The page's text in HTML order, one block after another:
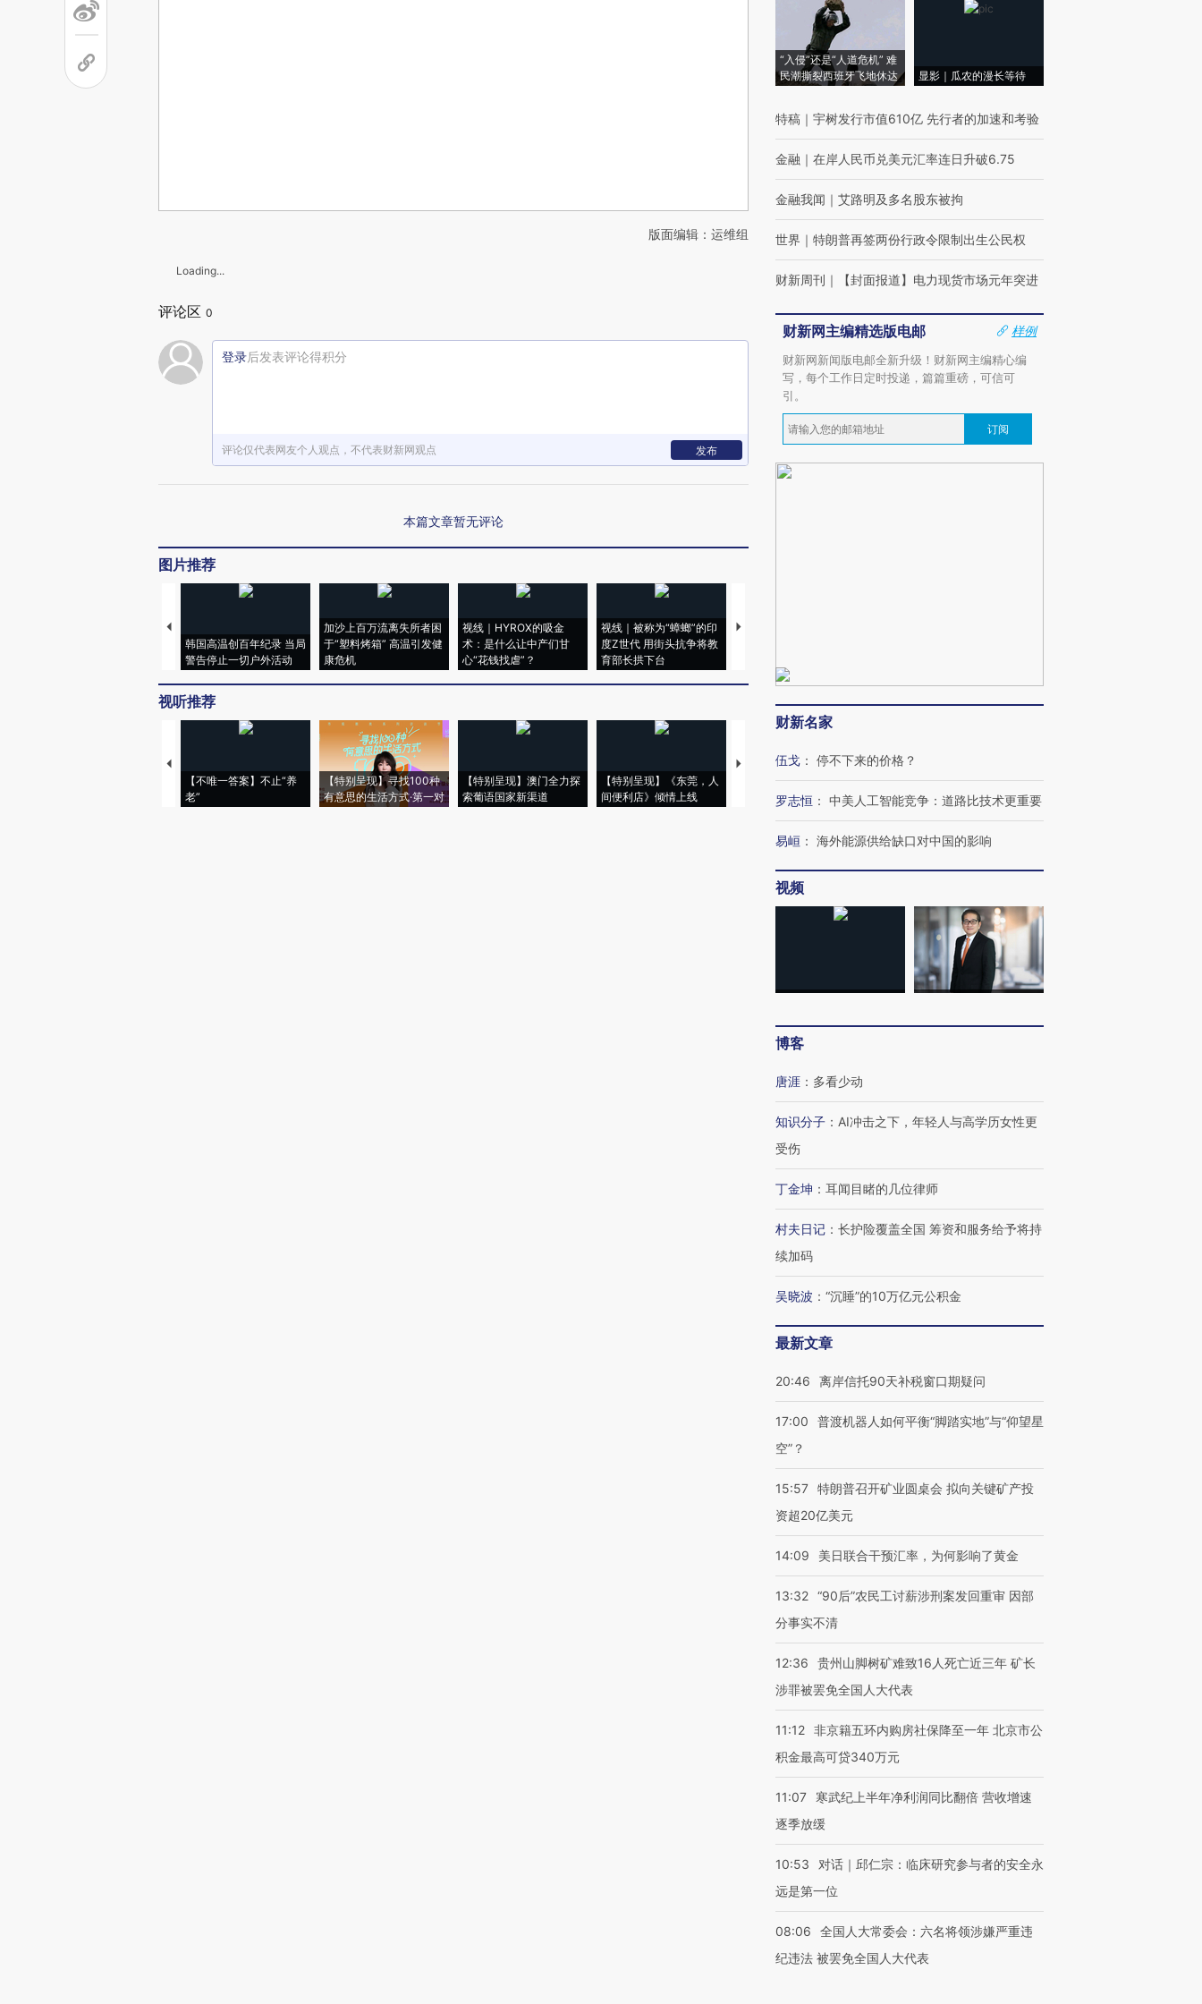
版面编辑：运维组
Loading...
评论区 0
登录后发表评论得积分
评论仅代表网友个人观点，不代表财新网观点 发布
本篇文章暂无评论
图片推荐
韩国高温创百年纪录 当局
警告停止一切户外活动
加沙上百万流离失所者困
于“塑料烤箱” 高温引发健
康危机
视线｜HYROX的吸金
术：是什么让中产们甘
心“花钱找虐”？
视线｜被称为“蟑螂”的印
度Z世代 用街头抗争将教
育部长拱下台
视线｜“入侵”还是“人道危
视听推荐
【不唯一答案】不止“养
老”
【特别呈现】寻找100种
有意思的生活方式·第一对
【特别呈现】澳门全力探
索葡语国家新渠道
【特别呈现】《东莞，人
间便利店》倾情上线
【推广】走进第四届链博
会，让数智科技“链”接产
【特别呈现】寻找100种
有意思的生活方式·第三对
CFO：不靠规模取胜，华
住三大增长引擎是什么？
“入侵”还是“人道危机” 难
民潮撕裂西班牙飞地休达
显影｜瓜农的漫长等待
特稿 ｜ 宇树发行市值610亿 先行者的加速和考验
金融 ｜ 在岸人民币兑美元汇率连日升破6.75
金融我闻 ｜ 艾路明及多名股东被拘
世界 ｜ 特朗普再签两份行政令限制出生公民权
财新周刊 ｜ 【封面报道】电力现货市场元年突进
财新网主编精选版电邮
样例
财新网新闻版电邮全新升级！财新网主编精心编
写，每个工作日定时投递，篇篇重磅，可信可
引。
订阅
财新名家
伍戈 ： 停不下来的价格？
罗志恒 ： 中美人工智能竞争：道路比技术更重要
易峘 ： 海外能源供给缺口对中国的影响
视频
博客
唐涯 ： 多看少动
知识分子 ： AI冲击之下，年轻人与高学历女性更
受伤
丁金坤 ： 耳闻目睹的几位律师
村夫日记 ： 长护险覆盖全国 筹资和服务给予将持
续加码
吴晓波 ： “沉睡”的10万亿元公积金
最新文章
20:46 离岸信托90天补税窗口期疑问
17:00
普渡机器人如何平衡“脚踏实地”与“仰望星
空”？
15:57 特朗普召开矿业圆桌会 拟向关键矿产投
资超20亿美元
14:09 美日联合干预汇率，为何影响了黄金
13:32 “90后”农民工讨薪涉刑案发回重审 因部
分事实不清
12:36
贵州山脚树矿难致16人死亡近三年 矿长
涉罪被罢免全国人大代表
11:12 非京籍五环内购房社保降至一年 北京市公
积金最高可贷340万元
11:07
寒武纪上半年净利润同比翻倍 营收增速
逐季放缓
10:53
对话｜邱仁宗：临床研究参与者的安全永
远是第一位
08:06
全国人大常委会：六名将领涉嫌严重违
纪违法 被罢免全国人大代表